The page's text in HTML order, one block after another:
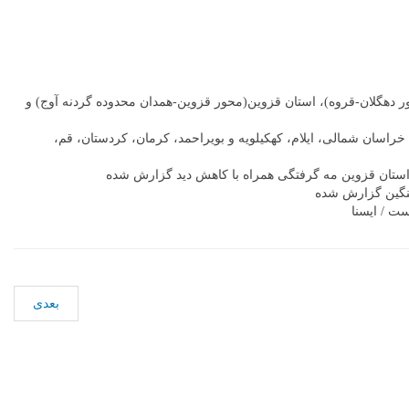
دهگلان-قروه)، استان قزوین(محور قزوین-همدان محدوده گردنه آوج) و
شمالی، ایلام، کهکیلویه و بویراحمد، کرمان، کردستان، قم،
قزوین مه گرفتگی همراه با کاهش دید گزارش شده
گزارش شده
/ ایسنا
بعدی